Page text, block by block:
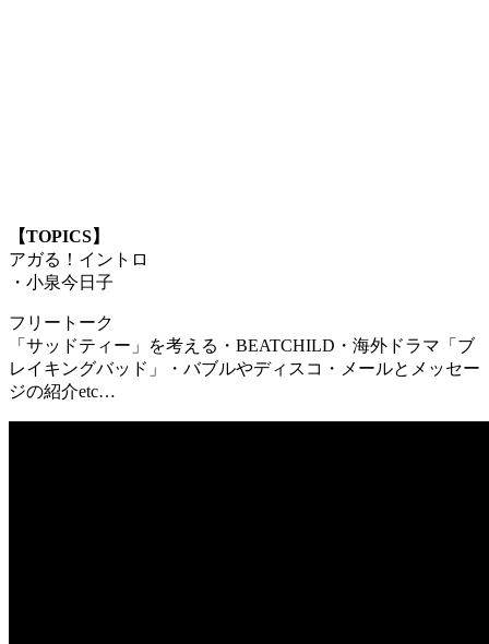
【TOPICS】
アガる！イントロ
・小泉今日子
フリートーク
「サッドティー」を考える・BEATCHILD・海外ドラマ「ブ
レイキングバッド」・バブルやディスコ・メールとメッセー
ジの紹介etc…